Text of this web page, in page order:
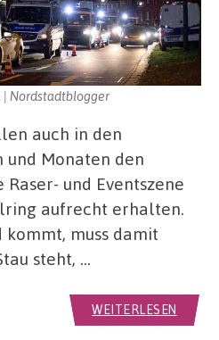
Nordstadtblogger
auch in den
und Monaten den
und Eventszene
aufrecht erhalten.
kommt, muss damit
steht, …
WEITERLESEN